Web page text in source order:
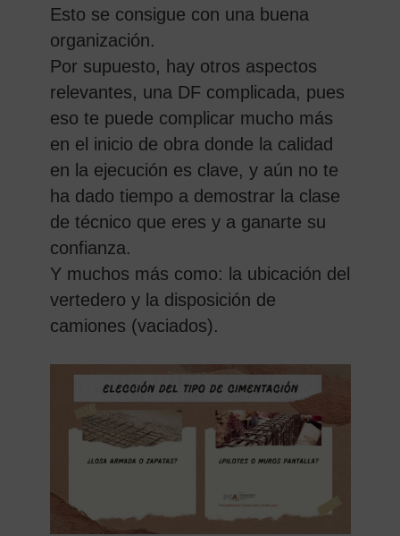
Esto se consigue con una buena
organización.
Por supuesto, hay otros aspectos
relevantes, una DF complicada, pues
eso te puede complicar mucho más
en el inicio de obra donde la calidad
en la ejecución es clave, y aún no te
ha dado tiempo a demostrar la clase
de técnico que eres y a ganarte su
confianza.
Y muchos más como: la ubicación del
vertedero y la disposición de
camiones (vaciados).